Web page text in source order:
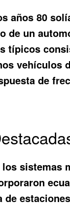
años 80
de un
típicos
de